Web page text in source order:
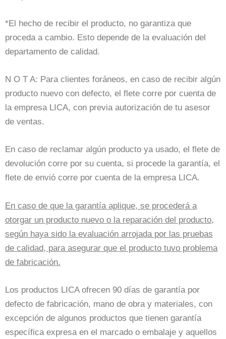
*El hecho de recibir el producto, no garantiza que
proceda a cambio. Esto depende de la evaluación del
departamento de calidad.
N O T A: Para clientes foráneos, en caso de recibir algún
producto nuevo con defecto, el flete corre por cuenta de
la empresa LICA, con previa autorización de tu asesor
de ventas.
En caso de reclamar algún producto ya usado, el flete de
devolución corre por su cuenta, si procede la garantía, el
flete de envió corre por cuenta de la empresa LICA.
En caso de que la garantía aplique, se procederá a
otorgar un producto nuevo o la reparación del producto,
según haya sido la evaluación arrojada por las pruebas
de calidad, para asegurar que el producto tuvo problema
de fabricación.
Los productos LICA ofrecen 90 días de garantía por
defecto de fabricación, mano de obra y materiales, con
excepción de algunos productos que tienen garantía
específica expresa en el marcado o embalaje y aquellos